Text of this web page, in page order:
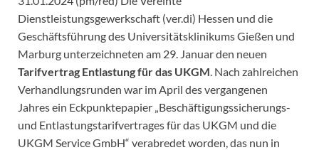
Dienstleistungsgewerkschaft (ver.di) Hessen und die
Geschäftsführung des Universitätsklinikums Gießen und
Marburg unterzeichneten am 29. Januar den neuen
Tarifvertrag Entlastung für das UKGM . Nach zahlreichen
Verhandlungsrunden war im April des vergangenen
Jahres ein Eckpunktepapier „Beschäftigungssicherungs-
und Entlastungstarifvertrages für das UKGM und die
UKGM Service GmbH“ verabredet worden, das nun in